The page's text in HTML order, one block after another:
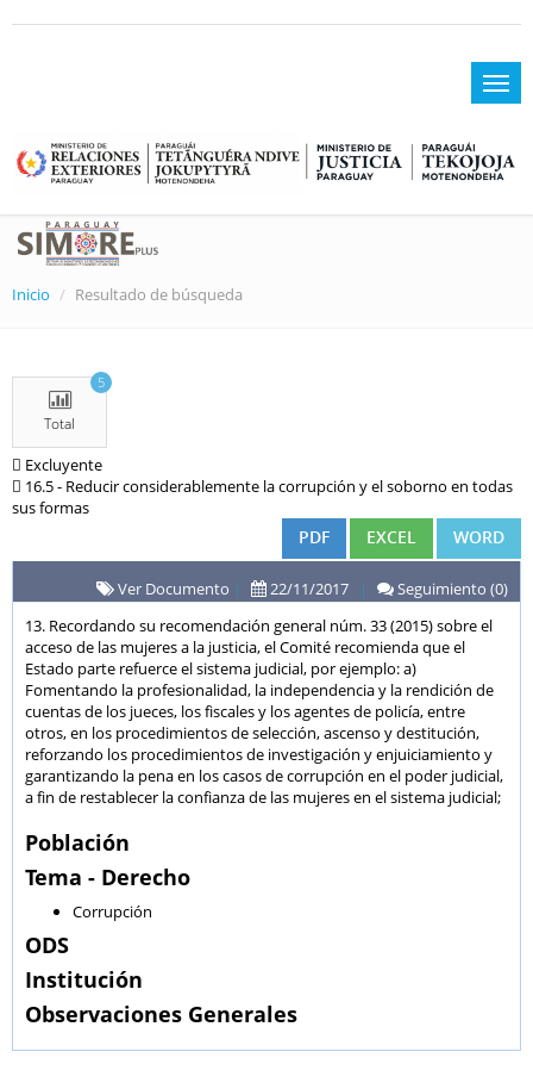
Inicio Resultado de búsqueda
Total
5
Excluyente
16.5 - Reducir considerablemente la corrupción y el soborno en todas
sus formas
PDF EXCEL WORD
Ver Documento | 22/11/2017 |
Seguimiento (0)
13. Recordando su recomendación general núm. 33 (2015) sobre el
acceso de las mujeres a la justicia, el Comité recomienda que el
Estado parte refuerce el sistema judicial, por ejemplo: a)
Fomentando la profesionalidad, la independencia y la rendición de
cuentas de los jueces, los fiscales y los agentes de policía, entre
otros, en los procedimientos de selección, ascenso y destitución,
reforzando los procedimientos de investigación y enjuiciamiento y
garantizando la pena en los casos de corrupción en el poder judicial,
a fin de restablecer la confianza de las mujeres en el sistema judicial;
Población
Tema - Derecho
Corrupción
ODS
Institución
Observaciones Generales